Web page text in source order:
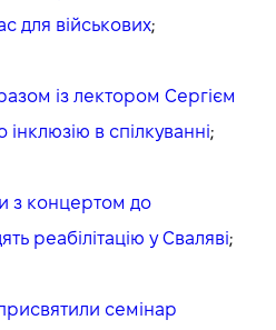
для військових;
із лектором Сергієм
в спілкуванні;
з концертом до
реабілітацію у Сваляві;
семінар